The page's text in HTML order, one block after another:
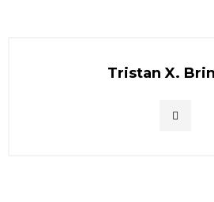
Tristan X.